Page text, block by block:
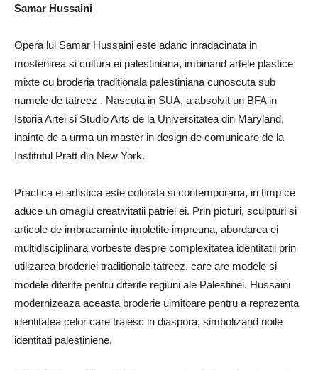
Samar Hussaini
Opera lui Samar Hussaini este adanc inradacinata in
mostenirea si cultura ei palestiniana, imbinand artele plastice
mixte cu broderia traditionala palestiniana cunoscuta sub
numele de tatreez . Nascuta in SUA, a absolvit un BFA in
Istoria Artei si Studio Arts de la Universitatea din Maryland,
inainte de a urma un master in design de comunicare de la
Institutul Pratt din New York.
Practica ei artistica este colorata si contemporana, in timp ce
aduce un omagiu creativitatii patriei ei. Prin picturi, sculpturi si
articole de imbracaminte impletite impreuna, abordarea ei
multidisciplinara vorbeste despre complexitatea identitatii prin
utilizarea broderiei traditionale tatreez, care are modele si
modele diferite pentru diferite regiuni ale Palestinei. Hussaini
modernizeaza aceasta broderie uimitoare pentru a reprezenta
identitatea celor care traiesc in diaspora, simbolizand noile
identitati palestiniene.